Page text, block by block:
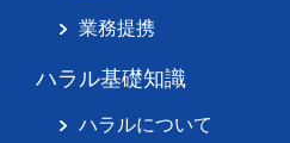
業務提携
ハラル基礎知識
ハラルについて